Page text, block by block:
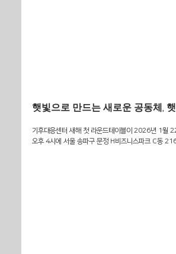
햇빛으로 만드는 새로운 공동체,
기후대응센터 새해 첫 라운드테이블이 2026년 1월
오후 4시에 서울 송파구 문정 H비즈니스파크 C동